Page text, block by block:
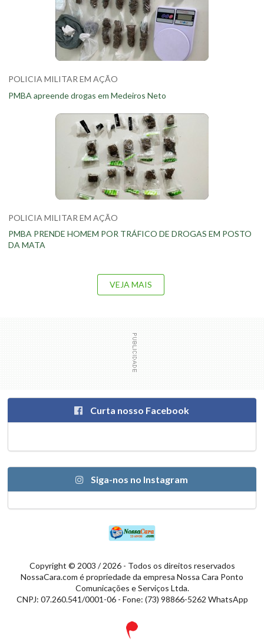
POLICIA MILITAR EM AÇÃO
PMBA apreende drogas em Medeiros Neto
POLICIA MILITAR EM AÇÃO
PMBA PRENDE HOMEM POR TRÁFICO DE DROGAS EM POSTO
DA MATA
VEJA MAIS
Curta nosso Facebook
Siga-nos no Instagram
Copyright © 2003 / 2026 - Todos os direitos reservados
NossaCara.com é propriedade da empresa Nossa Cara Ponto
Comunicações e Serviços Ltda.
CNPJ: 07.260.541/0001-06 - Fone: (73) 98866-5262 WhatsApp